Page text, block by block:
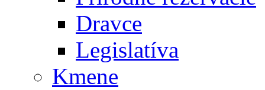
Dravce
Legislatíva
Kmene